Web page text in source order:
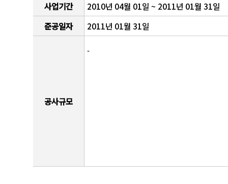
사업기간
2010년 04월 01일 ~ 2011년 01월 31일
준공일자
2011년 01월 31일
공사규모
-